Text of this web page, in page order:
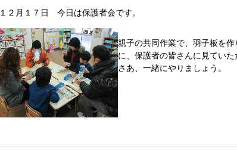
１２月１７日 今日は保護者会です。
親子の共同作業で、羽子板を
に、保護者の皆さんに見てい
さあ、一緒にやりましょう。